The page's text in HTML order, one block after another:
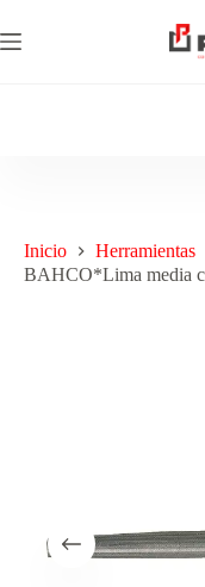
Inicio Herramientas
BAHCO*Lima media